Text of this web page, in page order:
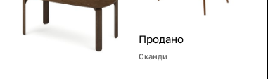
Продано
Сканди